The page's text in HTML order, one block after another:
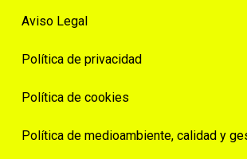
Aviso Legal
Política de privacidad
Política de cookies
Política de medioambiente, calidad y